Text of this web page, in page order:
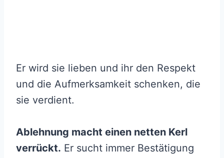
Er wird sie lieben und ihr den Respekt
und die Aufmerksamkeit schenken, die
sie verdient.
Ablehnung macht einen netten Kerl
verrückt. Er sucht immer Bestätigung